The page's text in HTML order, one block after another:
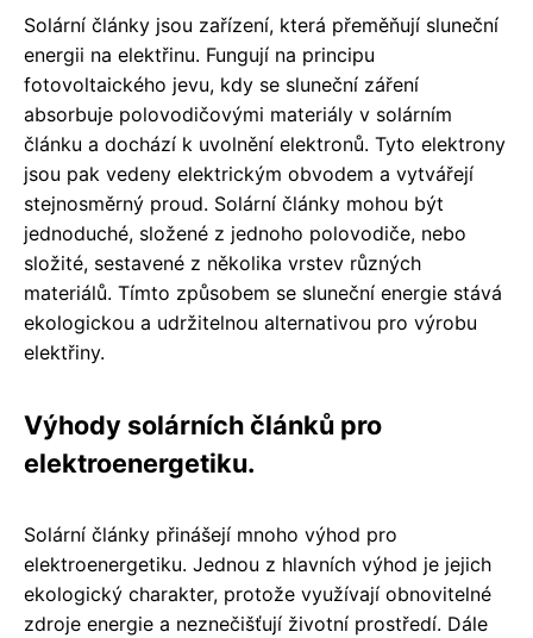
Solární články jsou zařízení, která přeměňují sluneční
energii na elektřinu. Fungují na principu
fotovoltaického jevu, kdy se sluneční záření
absorbuje polovodičovými materiály v solárním
článku a dochází k uvolnění elektronů. Tyto elektrony
jsou pak vedeny elektrickým obvodem a vytvářejí
stejnosměrný proud. Solární články mohou být
jednoduché, složené z jednoho polovodiče, nebo
složité, sestavené z několika vrstev různých
materiálů. Tímto způsobem se sluneční energie stává
ekologickou a udržitelnou alternativou pro výrobu
elektřiny.
Výhody solárních článků pro
elektroenergetiku.
Solární články přinášejí mnoho výhod pro
elektroenergetiku. Jednou z hlavních výhod je jejich
ekologický charakter, protože využívají obnovitelné
zdroje energie a neznečišťují životní prostředí. Dále